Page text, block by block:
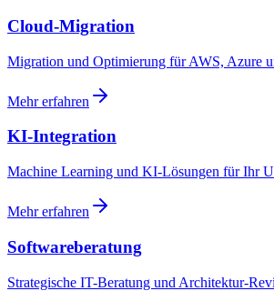
Cloud-Migration
Migration und Optimierung für AWS, Azure
Mehr erfahren
KI-Integration
Machine Learning und KI-Lösungen für Ihr
Mehr erfahren
Softwareberatung
Strategische IT-Beratung und Architektur-